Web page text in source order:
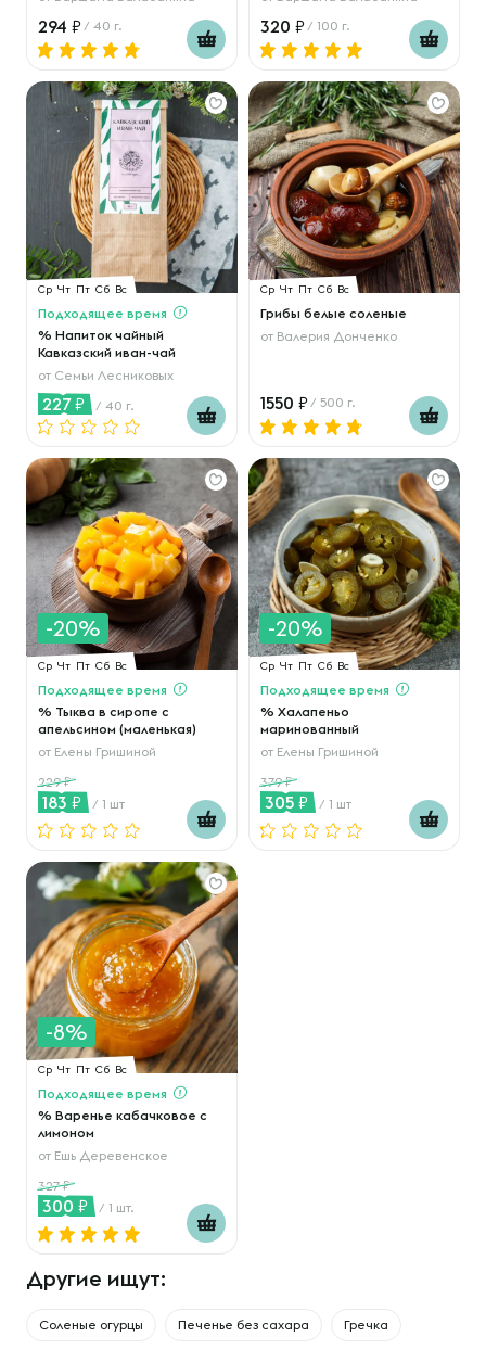
294 / 40 г. 320 / 100 г.
Ср Чт Пт Сб Вс
Подходящее время
% Напиток чайный
Кавказский иван-чай
от Семьи Лесниковых
227 / 40 г.
Ср Чт Пт Сб Вс
Грибы белые соленые
от Валерия Донченко
1550 / 500 г.
-20%
Ср Чт Пт Сб Вс
Подходящее время
% Тыква в сиропе с
апельсином (маленькая)
от Елены Гришиной
229
183 / 1 шт
-20%
Ср Чт Пт Сб Вс
Подходящее время
% Халапеньо
маринованный
от Елены Гришиной
379
305 / 1 шт
-8%
Ср Чт Пт Сб Вс
Подходящее время
% Варенье кабачковое с
лимоном
от Ешь Деревенское
327
300 / 1 шт.
Другие ищут:
Соленые огурцы Печенье без сахара Гречка